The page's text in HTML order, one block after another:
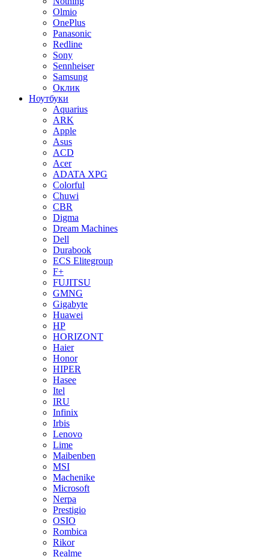
Olmio
OnePlus
Panasonic
Redline
Sony
Sennheiser
Samsung
Оклик
Ноутбуки
Aquarius
ARK
Apple
Asus
ACD
Acer
ADATA XPG
Colorful
Chuwi
CBR
Digma
Dream Machines
Dell
Durabook
ECS Elitegroup
F+
FUJITSU
GMNG
Gigabyte
Huawei
HP
HORIZONT
Haier
Honor
HIPER
Hasee
Itel
IRU
Infinix
Irbis
Lenovo
Lime
Maibenben
MSI
Machenike
Microsoft
Nerpa
Prestigio
OSIO
Rombica
Rikor
Realme